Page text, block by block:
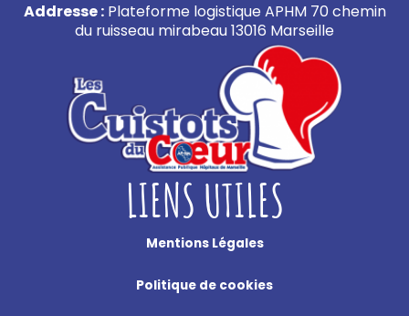
Addresse :Plateforme logistique APHM 70 chemin
du ruisseau mirabeau 13016 Marseille
LIENS UTILES
Mentions Légales
Politique de cookies